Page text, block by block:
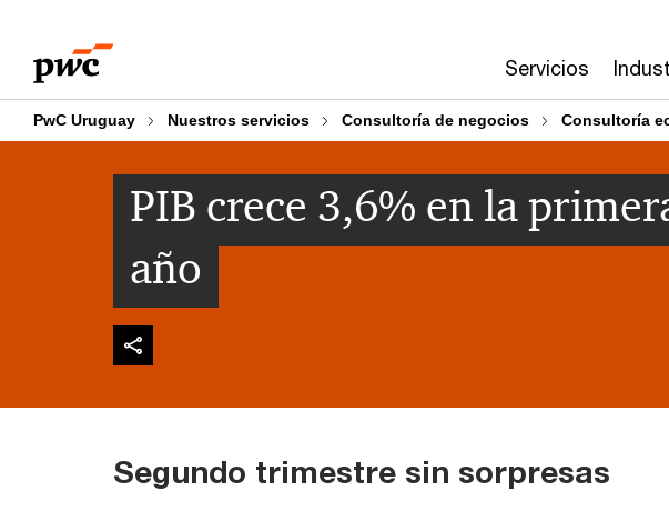
content
footer
Servicios
PwC Uruguay Nuestros servicios Consultoría de negocios Consultoría
PIB crece 3,6% en la
año
Segundo trimestre sin sorpresas